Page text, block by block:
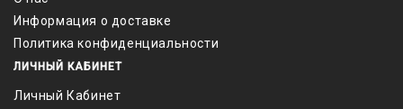
Информация о доставке
Политика конфиденциальности
ЛИЧНЫЙ КАБИНЕТ
Личный Кабинет